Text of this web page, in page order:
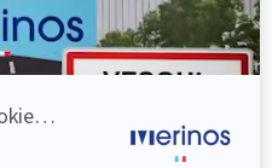
sans frais